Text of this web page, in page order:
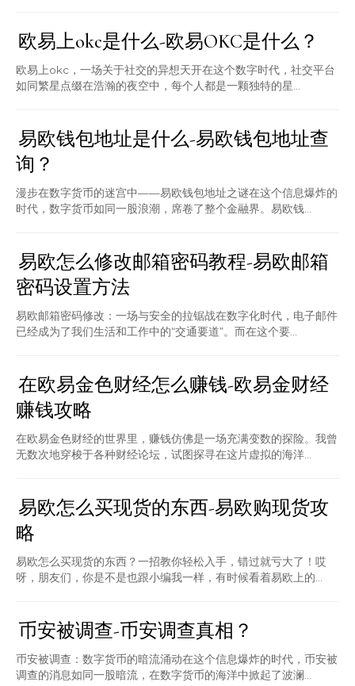
欧易上okc是什么-欧易OKC是什么？
欧易上okc，一场关于社交的异想天开在这个数字时代，社交平台
如同繁星点缀在浩瀚的夜空中，每个人都是一颗独特的星...
易欧钱包地址是什么-易欧钱包地址查
询？
漫步在数字货币的迷宫中——易欧钱包地址之谜在这个信息爆炸的
时代，数字货币如同一股浪潮，席卷了整个金融界。易欧钱...
易欧怎么修改邮箱密码教程-易欧邮箱
密码设置方法
易欧邮箱密码修改：一场与安全的拉锯战在数字化时代，电子邮件
已经成为了我们生活和工作中的“交通要道”。而在这个要...
在欧易金色财经怎么赚钱-欧易金财经
赚钱攻略
在欧易金色财经的世界里，赚钱仿佛是一场充满变数的探险。我曾
无数次地穿梭于各种财经论坛，试图探寻在这片虚拟的海洋...
易欧怎么买现货的东西-易欧购现货攻
略
易欧怎么买现货的东西？一招教你轻松入手，错过就亏大了！哎
呀，朋友们，你是不是也跟小编我一样，有时候看着易欧上的...
币安被调查-币安调查真相？
币安被调查：数字货币的暗流涌动在这个信息爆炸的时代，币安被
调查的消息如同一股暗流，在数字货币的海洋中掀起了波澜...